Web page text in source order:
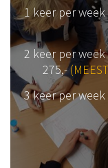
1 keer per
2 keer per
275,-
3 keer per